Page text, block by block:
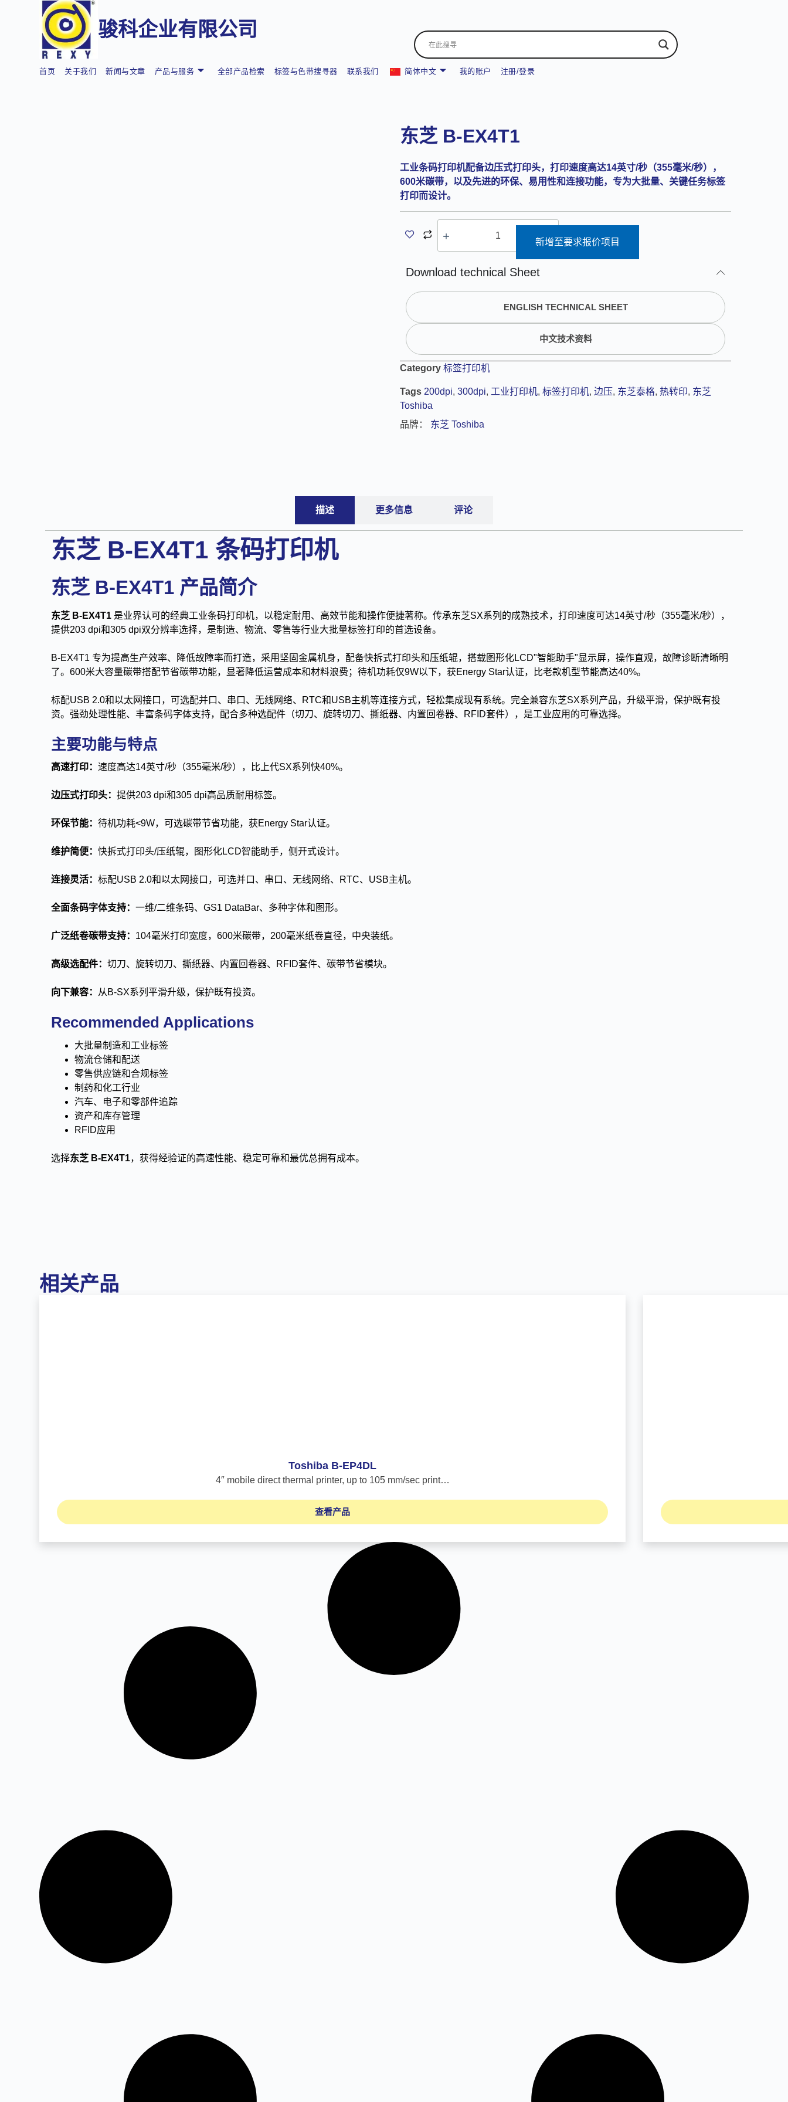
骏科企业有限公司
首页 关于我们 新闻与文章 产品与服务 全部产品检索 标签与色带搜寻器 联系我们 简体中文 我的账户 注册/登录
东芝 B-EX4T1
工业条码打印机配备边压式打印头，打印速度高达14英寸/秒（355毫米/秒），
600米碳带，以及先进的环保、易用性和连接功能，专为大批量、关键任务标签
打印而设计。
新增至要求报价项目
t
v
e
:
Download technical Sheet
ENGLISH TECHNICAL SHEET
中文技术资料
Category 标签打印机
Tags 200dpi, 300dpi, 工业打印机, 标签打印机, 边压, 东芝泰格, 热转印, 东芝
Toshiba
品牌： 东芝 Toshiba
描述 更多信息 评论
东芝 B-EX4T1 条码打印机
东芝 B-EX4T1 产品简介
东芝 B-EX4T1 是业界认可的经典工业条码打印机，以稳定耐用、高效节能和操作便捷著称。传承东芝SX系列的成熟技术，打印速度可达14英寸/秒（355毫米/秒），
提供203 dpi和305 dpi双分辨率选择，是制造、物流、零售等行业大批量标签打印的首选设备。
B-EX4T1 专为提高生产效率、降低故障率而打造，采用坚固金属机身，配备快拆式打印头和压纸辊，搭载图形化LCD"智能助手"显示屏，操作直观，故障诊断清晰明
了。600米大容量碳带搭配节省碳带功能，显著降低运营成本和材料浪费；待机功耗仅9W以下，获Energy Star认证，比老款机型节能高达40%。
标配USB 2.0和以太网接口，可选配并口、串口、无线网络、RTC和USB主机等连接方式，轻松集成现有系统。完全兼容东芝SX系列产品，升级平滑，保护既有投
资。强劲处理性能、丰富条码字体支持，配合多种选配件（切刀、旋转切刀、撕纸器、内置回卷器、RFID套件），是工业应用的可靠选择。
主要功能与特点
高速打印：速度高达14英寸/秒（355毫米/秒），比上代SX系列快40%。
边压式打印头：提供203 dpi和305 dpi高品质耐用标签。
环保节能：待机功耗<9W，可选碳带节省功能，获Energy Star认证。
维护简便：快拆式打印头/压纸辊，图形化LCD智能助手，侧开式设计。
连接灵活：标配USB 2.0和以太网接口，可选并口、串口、无线网络、RTC、USB主机。
全面条码字体支持：一维/二维条码、GS1 DataBar、多种字体和图形。
广泛纸卷碳带支持： 104毫米打印宽度，600米碳带，200毫米纸卷直径，中央装纸。
高级选配件：切刀、旋转切刀、撕纸器、内置回卷器、RFID套件、碳带节省模块。
向下兼容： 从B-SX系列平滑升级，保护既有投资。
Recommended Applications
大批量制造和工业标签
物流仓储和配送
零售供应链和合规标签
制药和化工行业
汽车、电子和零部件追踪
资产和库存管理
RFID应用
选择东芝 B-EX4T1，获得经验证的高速性能、稳定可靠和最优总拥有成本。
相关产品
Toshiba B-EP4DL
4″ mobile direct thermal printer, up to 105 mm/sec print…
查看产品